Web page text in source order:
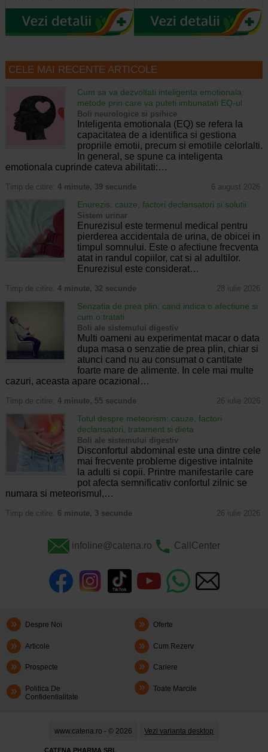
CELE MAI RECENTE ARTICOLE
Cum sa va dezvoltati inteligenta emotionala:
metode prin care va puteti imbunatati EQ-ul
Boli neurologice si psihice
Inteligenta emotionala (EQ) se refera la
capacitatea de a identifica si gestiona
propriile emotii, precum si emotiile celorlalti.
In general, se spune ca inteligenta
emotionala cuprinde cateva abilitati:…
Timp de citire: 4 minute, 39 secunde 6 august 2026
Enurezis: cauze, factori declansatori si solutii
Sistem urinar
Enurezisul este termenul medical pentru
pierderea accidentala de urina, de obicei in
timpul somnului. Este o afectiune frecventa
atat in randul copiilor, cat si al adultilor.
Enurezisul este considerat…
Timp de citire: 4 minute, 32 secunde 28 iulie 2026
Senzatia de prea plin: cand indica o afectiune si
cum o tratati
Boli ale sistemului digestiv
Multi oameni au experimentat macar o data
dupa masa o senzatie de prea plin, chiar si
atunci cand nu au consumat o cantitate
foarte mare de alimente. In cele mai multe
cazuri, aceasta apare ocazional…
Timp de citire: 4 minute, 55 secunde 26 iulie 2026
Totul despre meteorism: cauze, factori
declansatori, tratament si dieta
Boli ale sistemului digestiv
Disconfortul abdominal este una dintre cele
mai frecvente probleme digestive intalnite
la adulti si copii. Printre manifestarile care
pot afecta semnificativ confortul zilnic se
numara si meteorismul,…
Timp de citire: 6 minute, 3 secunde 26 iulie 2026
infoline@catena.ro CallCenter
Despre Noi Oferte
Articole Cum Rezerv
Prospecte Cariere
Politica De
Confidentialitate
Toate Marcile
www.catena.ro - © 2026 Vezi varianta desktop
CATENA PHARMA SRL